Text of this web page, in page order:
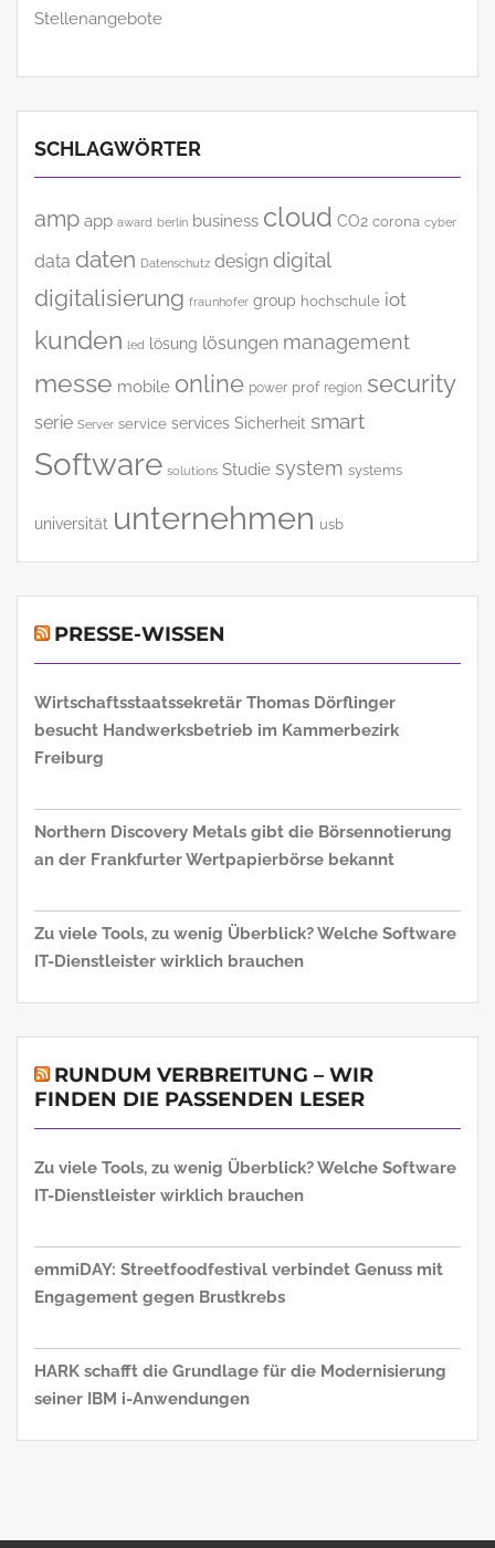
Stellenangebote
SCHLAGWÖRTER
amp app award berlin business cloud CO2 corona cyber
data daten Datenschutz design digital
digitalisierung fraunhofer group hochschule iot
kunden led lösung lösungen management
messe mobile online power prof region security
serie Server service services Sicherheit smart
Software solutions Studie system systems
universität unternehmen usb
PRESSE-WISSEN
Wirtschaftsstaatssekretär Thomas Dörflinger
besucht Handwerksbetrieb im Kammerbezirk
Freiburg
Northern Discovery Metals gibt die Börsennotierung
an der Frankfurter Wertpapierbörse bekannt
Zu viele Tools, zu wenig Überblick? Welche Software
IT-Dienstleister wirklich brauchen
RUNDUM VERBREITUNG – WIR
FINDEN DIE PASSENDEN LESER
Zu viele Tools, zu wenig Überblick? Welche Software
IT-Dienstleister wirklich brauchen
emmiDAY: Streetfoodfestival verbindet Genuss mit
Engagement gegen Brustkrebs
HARK schafft die Grundlage für die Modernisierung
seiner IBM i-Anwendungen